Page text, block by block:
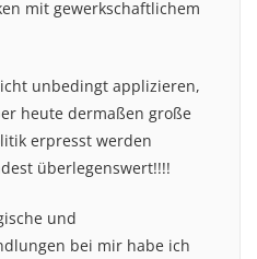
mit gewerkschaftlichem
unbedingt applizieren,
heute dermaßen große
erpresst werden
überlegenswert!!!!
und
bei mir habe ich